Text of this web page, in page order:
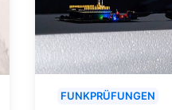
FUNKPRÜFUNGEN